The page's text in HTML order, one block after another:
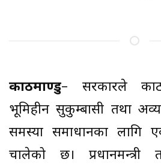
काठमाण्डु– सरकारले
भूमिहीन सुकुम्बासी तथा
समस्या समाधानका लागि
चालेको छ। प्रधानमन्त्री